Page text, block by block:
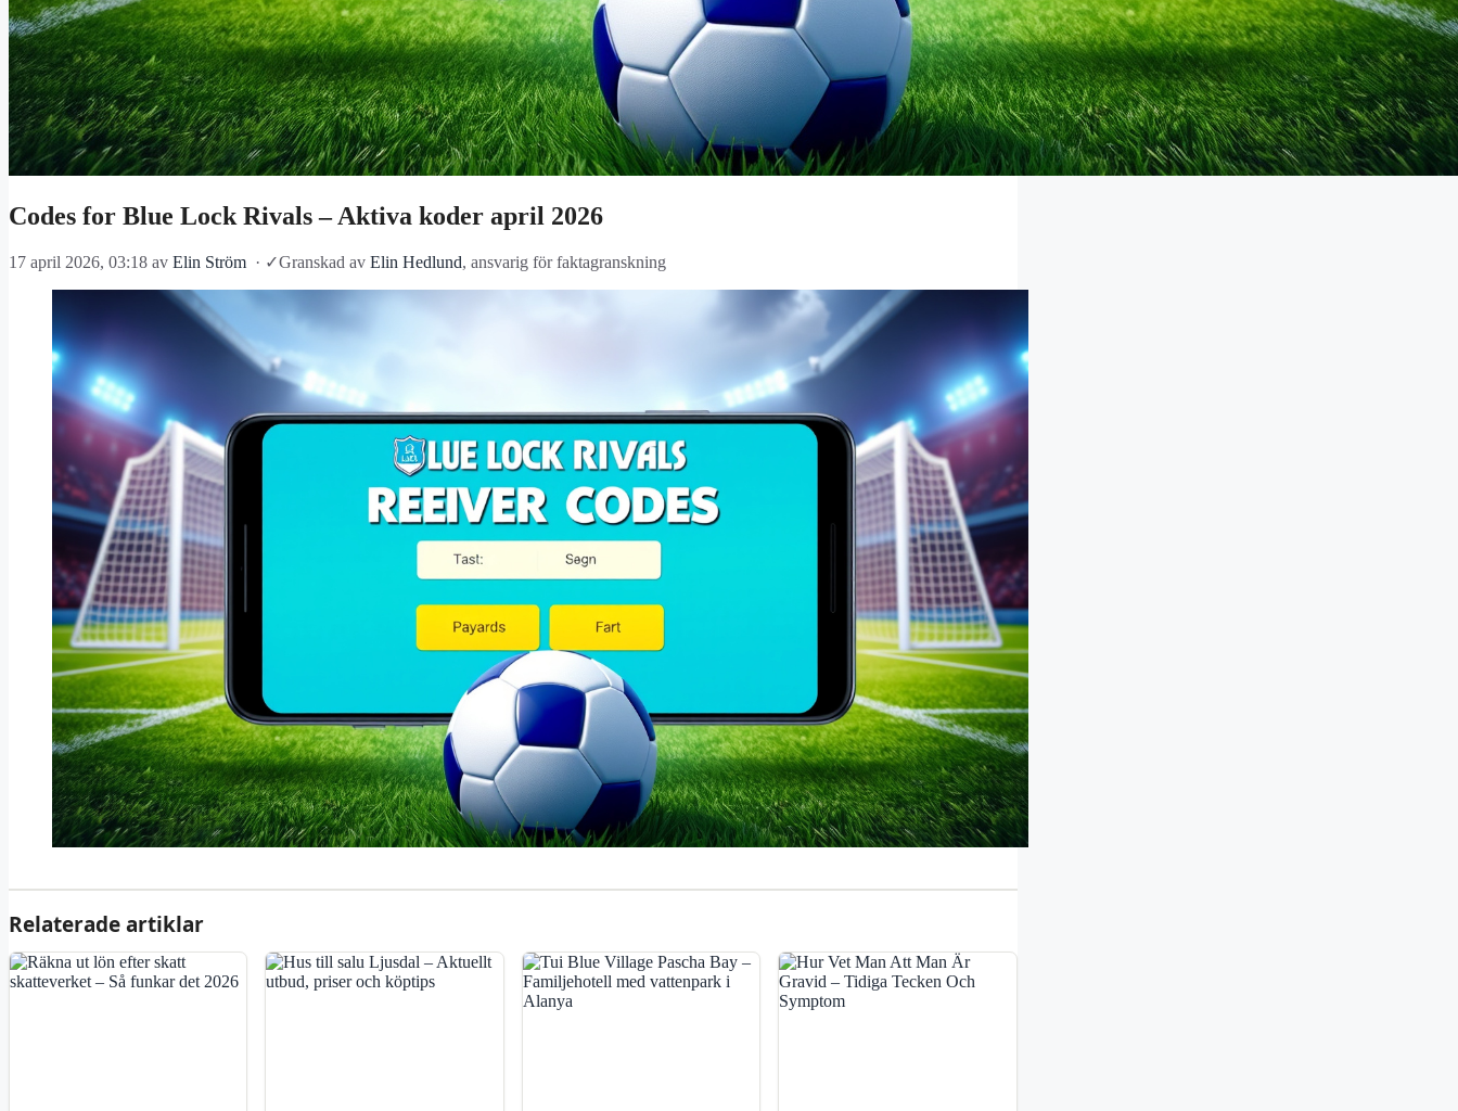
Codes for Blue Lock Rivals – Aktiva koder april 2026
17 april 2026, 03:18 av Elin Ström · ✓Granskad av Elin Hedlund, ansvarig för faktagranskning
Relaterade artiklar